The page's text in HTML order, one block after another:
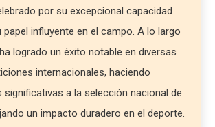
por su excepcional capacidad
papel influyente en el campo. A lo largo
logrado un éxito notable en diversas
internacionales, haciendo
significativas a la selección nacional de
un impacto duradero en el deporte.